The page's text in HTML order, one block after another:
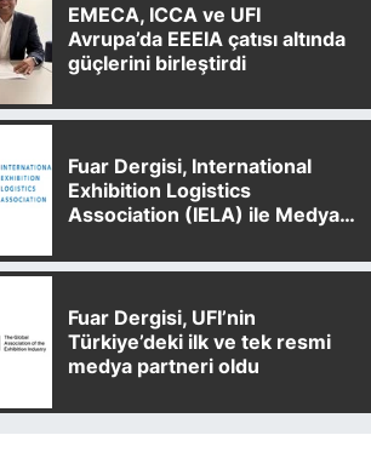
EMECA, ICCA ve UFI
Avrupa’da EEEIA çatısı altında
güçlerini birleştirdi
Fuar Dergisi, International
Exhibition Logistics
Association (IELA) ile Medya
Fuar Dergisi, UFI’nin
Türkiye’deki ilk ve tek resmi
medya partneri oldu